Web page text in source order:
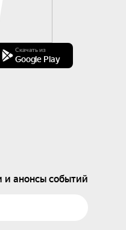
Скачать из
Google Play
и анонсы событий